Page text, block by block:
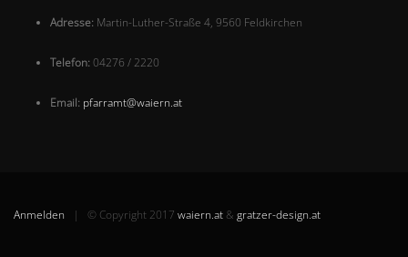
Adresse: Martin-Luther-Straße 4, 9560 Feldkirchen
Telefon:04276 / 2220
Email: pfarramt@waiern.at
Anmelden | © Copyright 2017 waiern.at & gratzer-design.at